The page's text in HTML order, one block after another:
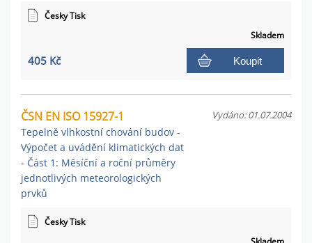
Česky Tisk
Skladem
405 Kč Koupit
ČSN EN ISO 15927-1
Tepelně vlhkostní chování budov -
Výpočet a uvádění klimatických dat
- Část 1: Měsíční a roční průměry
jednotlivých meteorologických
prvků
Vydáno: 01.07.2004
Česky Tisk